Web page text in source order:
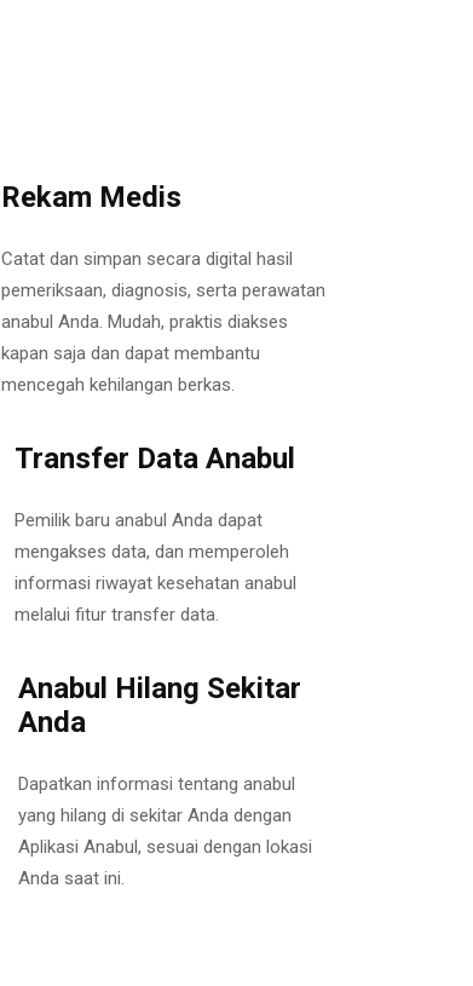
Rekam Medis
Catat dan simpan secara digital hasil
pemeriksaan, diagnosis, serta perawatan
anabul Anda. Mudah, praktis diakses
kapan saja dan dapat membantu
mencegah kehilangan berkas.
Transfer Data Anabul
Pemilik baru anabul Anda dapat
mengakses data, dan memperoleh
informasi riwayat kesehatan anabul
melalui fitur transfer data.
Anabul Hilang Sekitar
Anda
Dapatkan informasi tentang anabul
yang hilang di sekitar Anda dengan
Aplikasi Anabul, sesuai dengan lokasi
Anda saat ini.